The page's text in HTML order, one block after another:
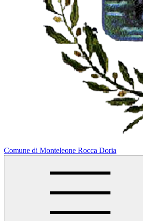
Comune di Monteleone Rocca Doria